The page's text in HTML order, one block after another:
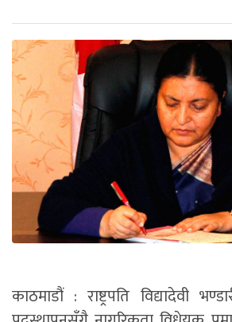
काठमाडौं : राष्ट्रपति विद्यादेवी